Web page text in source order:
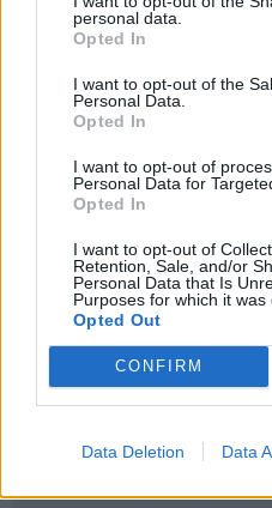
personal data.
Opted In
I want to opt-out of the
Personal Data.
Opted In
I want to opt-out of
Personal Data for
Opted In
I want to opt-out of
Retention, Sale, and/or
Personal Data that Is
Purposes for which it was
Opted Out
CONFIRM
Data Deletion Data
Kraupi
dienai:
Raktažodžiai